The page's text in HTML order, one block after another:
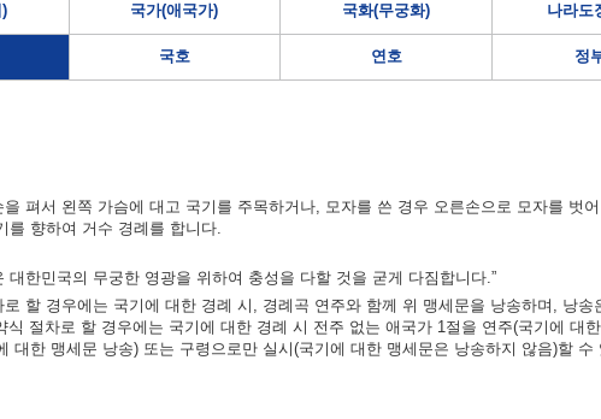
국가(애국가) 국화(무궁화) 나라도
국호 연호 정
펴서 왼쪽 가슴에 대고 국기를 주목하거나, 모자를 쓴 경우 오른손으로 모자를 벗
를 향하여 거수 경례를 합니다.
한민국의 무궁한 영광을 위하여 충성을 다할 것을 굳게 다짐합니다.”
할 경우에는 국기에 대한 경례 시, 경례곡 연주와 함께 위 맹세문을 낭송하며, 낭송
절차로 할 경우에는 국기에 대한 경례 시 전주 없는 애국가 1절을 연주(국기에 대
대한 맹세문 낭송) 또는 구령으로만 실시(국기에 대한 맹세문은 낭송하지 않음)할 수